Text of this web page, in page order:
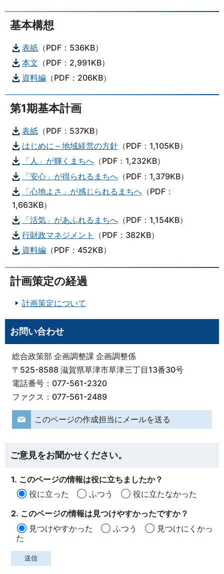
基本構想
表紙（PDF：536KB）
本文 （PDF：2,991KB）
資料編（PDF：206KB）
第1期基本計画
表紙（PDF：537KB）
はじめに～地域経営の方針（PDF：1,105KB）
「人」が輝くまちへ（PDF：1,232KB）
「安心」が得られるまちへ（PDF：1,379KB）
「心地よさ」が感じられるまちへ（PDF：
1,663KB）
「活気」があふれるまちへ（PDF：1,154KB）
行財政マネジメント
（PDF：382KB）
資料編（PDF：452KB）
計画策定の経過
計画策定について
お問い合わせ
総合政策部 企画調整課 企画調整係
〒525-8588 滋賀県草津市草津三丁目13番30号
電話番号：077-561-2320
ファクス：077-561-2489
このページの作成担当にメールを送る
ご意見をお聞かせください。
1. このページの情報は役に立ちましたか？
役に立った
ふつう
役に立たなかった
2. このページの情報は見つけやすかったですか？
見つけやすかった
ふつう
見つけにくかっ
た